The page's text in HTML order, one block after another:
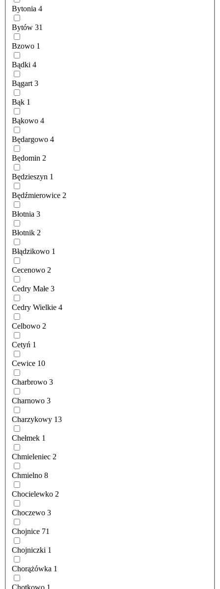
Bytonia 4
Bytów 31
Bzowo 1
Bądki 4
Bągart 3
Bąk 1
Bąkowo 4
Będargowo 4
Będomin 2
Będzieszyn 1
Będźmierowice 2
Błotnia 3
Błotnik 2
Błądzikowo 1
Cecenowo 2
Cedry Małe 3
Cedry Wielkie 4
Celbowo 2
Cetyń 1
Cewice 10
Charbrowo 3
Charnowo 3
Charzykowy 13
Chełmek 1
Chmieleniec 2
Chmielno 8
Chocielewko 2
Choczewo 3
Chojnice 71
Chojniczki 1
Chorążówka 1